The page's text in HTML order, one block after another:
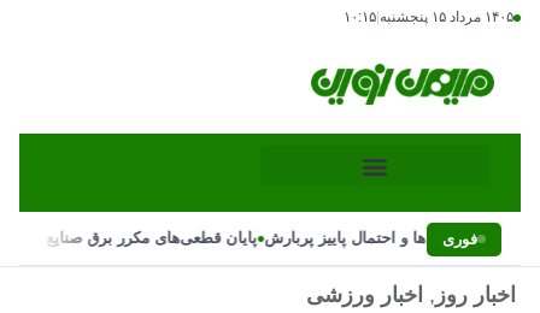
۱۴۰۵ مرداد ۱۵ پنجشنبه ۱۰:۱۵
فوری
ناگهانی بارش‌ها و احتمال پاییز پربارش•پایان قطعی‌های مکرر برق صنایع با
اخبار روز , اخبار ورزشی